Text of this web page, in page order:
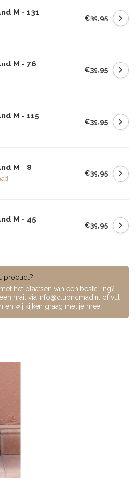
M - 131
€39,95
M - 76
€39,95
M - 115
€39,95
M - 8
€39,95
M - 45
€39,95
product?
het plaatsen van een bestelling?
mail via info@clubnomad.nl of vul
en wij kijken graag met je mee!